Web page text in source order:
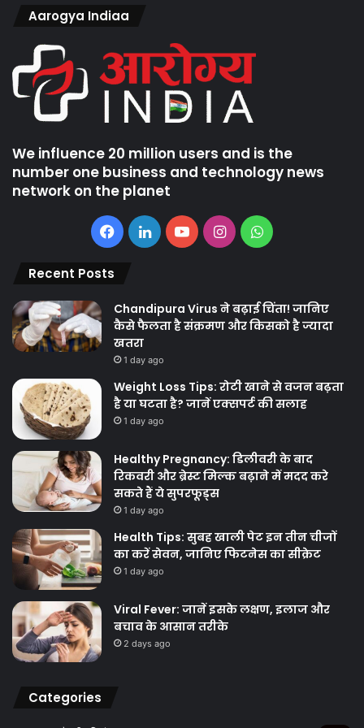
Aarogya Indiaa
We influence 20 million users and is the
number one business and technology news
network on the planet
Facebook
LinkedInYouTubeInstagramWhatsApp
Recent Posts
Chandipura Virus ने बढ़ाई चिंता! जानिए
कैसे फैलता है संक्रमण और किसको है ज्यादा
खतरा
1 day ago
Weight Loss Tips: रोटी खाने से वजन बढ़ता
है या घटता है? जानें एक्सपर्ट की सलाह
1 day ago
Healthy Pregnancy: डिलीवरी के बाद
रिकवरी और ब्रेस्ट मिल्क बढ़ाने में मदद करे
सकते हैं ये सुपरफूड्स
1 day ago
Health Tips: सुबह खाली पेट इन तीन चीजों
का करें सेवन, जानिए फिटनेस का सीक्रेट
1 day ago
Viral Fever: जानें इसके लक्षण, इलाज और
बचाव के आसान तरीके
2 days ago
Categories